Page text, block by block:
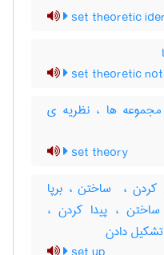
set theoretic
set theoretic
ها ، نظریه ی
set theory
، ‌ ساختن ، برپا
ساختن ، پیدا کردن ،
دادن